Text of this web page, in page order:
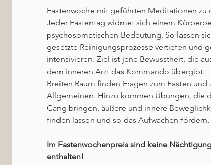
Fastenwoche mit geführten Meditationen
Jeder Fastentag widmet sich einem
psychosomatischen Bedeutung. So lassen
gesetzte Reinigungsprozesse vertiefen und
intensivieren. Ziel ist jene Bewusstheit, die
dem inneren Arzt das Kommando übergibt.
Breiten Raum finden Fragen zum Fasten
Allgemeinen. Hinzu kommen Übungen, die
Gang bringen, äußere und innere
finden lassen und so das Aufwachen
Im Fastenwochenpreis sind keine
enthalten!